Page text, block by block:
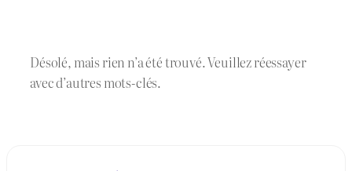
Désolé, mais rien n’a été trouvé. Veuillez réessayer
avec d’autres mots-clés.